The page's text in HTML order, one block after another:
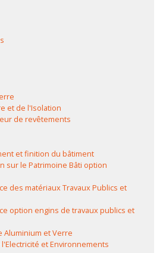
et de l'Isolation
de revêtements
et finition du bâtiment
sur le Patrimoine Bâti option
des matériaux Travaux Publics et
option engins de travaux publics et
Aluminium et Verre
et Environnements